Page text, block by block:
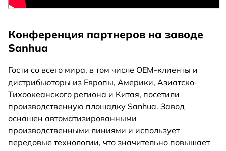
Конференция партнеров на заводе
Sanhua
Гости со всего мира, в том числе OEM-клиенты и
дистрибьюторы из Европы, Америки, Азиатско-
Тихоокеанского региона и Китая, посетили
производственную площадку Sanhua. Завод
оснащен автоматизированными
производственными линиями и использует
передовые технологии, что значительно повышает